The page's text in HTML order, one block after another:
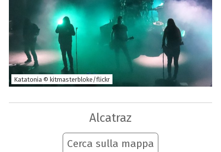
Katatonia © kitmasterbloke/flickr
Alcatraz
Cerca sulla mappa